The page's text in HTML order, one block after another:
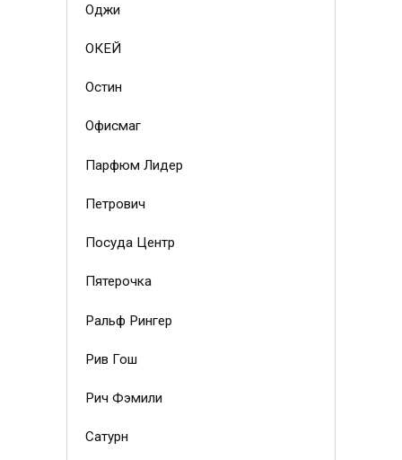
Оджи
ОКЕЙ
Остин
Офисмаг
Парфюм Лидер
Петрович
Посуда Центр
Пятерочка
Ральф Рингер
Рив Гош
Рич Фэмили
Сатурн